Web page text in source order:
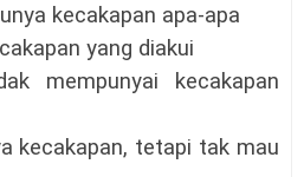
kecakapan apa-apa
yang diakui
mempunyai kecakapan
kecakapan, tetapi tak mau